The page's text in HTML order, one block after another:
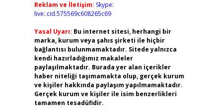
Reklam ve İletişim: Skype:
live:.cid.575569c608265c69
Yasal Uyarı: Bu internet sitesi, herhangi bir
marka, kurum veya şahıs şirketi ile hiçbir
bağlantısı bulunmamaktadır. Sitede yalnızca
kendi hazırladığımız makaleler
paylaşılmaktadır. Burada yer alan içerikler
haber niteliği taşımamakta olup, gerçek kurum
ve kişiler hakkında paylaşım yapılmamaktadır.
Gerçek kurum ve kişiler ile isim benzerlikleri
tamamen tesadüfidir.